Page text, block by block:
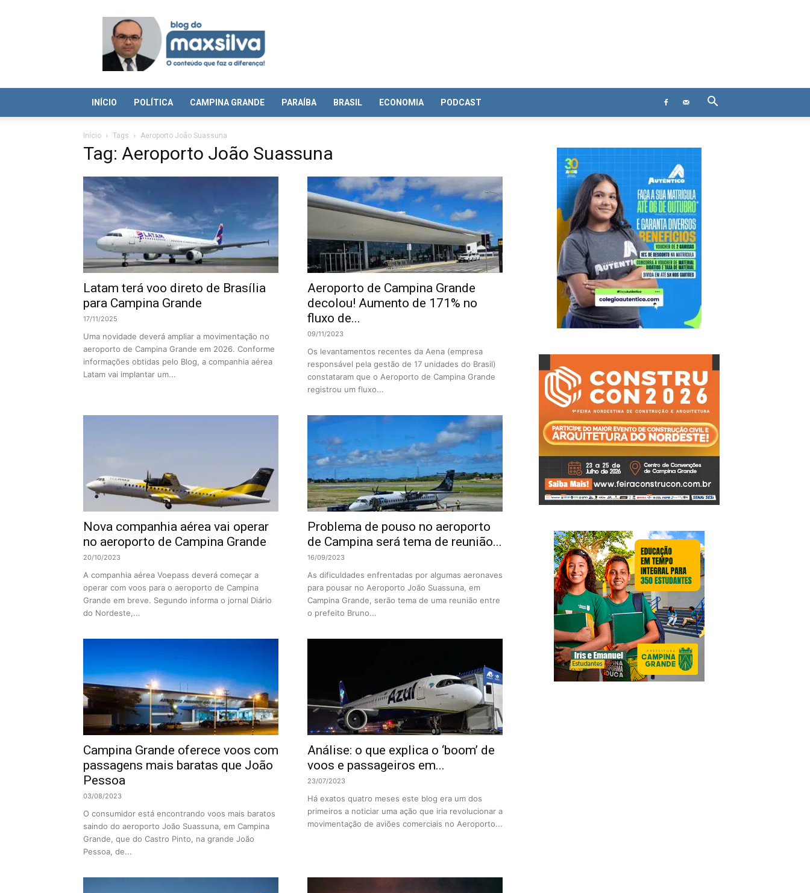
Blog
Max
Silva
INÍCIO POLÍTICA CAMPINA GRANDE PARAÍBA BRASIL ECONOMIA PODCAST
Início Tags Aeroporto João Suassuna
Tag: Aeroporto João Suassuna
Latam terá voo direto de Brasília
para Campina Grande
17/11/2025
Uma novidade deverá ampliar a movimentação no
aeroporto de Campina Grande em 2026. Conforme
informações obtidas pelo Blog, a companhia aérea
Latam vai implantar um...
Aeroporto de Campina Grande
decolou! Aumento de 171% no
fluxo de...
09/11/2023
Os levantamentos recentes da Aena (empresa
responsável pela gestão de 17 unidades do Brasil)
constataram que o Aeroporto de Campina Grande
registrou um fluxo...
Nova companhia aérea vai operar
no aeroporto de Campina Grande
20/10/2023
A companhia aérea Voepass deverá começar a
operar com voos para o aeroporto de Campina
Grande em breve. Segundo informa o jornal Diário
do Nordeste,...
Problema de pouso no aeroporto
de Campina será tema de reunião...
16/09/2023
As dificuldades enfrentadas por algumas aeronaves
para pousar no Aeroporto João Suassuna, em
Campina Grande, serão tema de uma reunião entre
o prefeito Bruno...
Campina Grande oferece voos com
passagens mais baratas que João
Pessoa
03/08/2023
O consumidor está encontrando voos mais baratos
saindo do aeroporto João Suassuna, em Campina
Grande, que do Castro Pinto, na grande João
Pessoa, de...
Análise: o que explica o ‘boom’ de
voos e passageiros em...
23/07/2023
Há exatos quatro meses este blog era um dos
primeiros a noticiar uma ação que iria revolucionar a
movimentação de aviões comerciais no Aeroporto...